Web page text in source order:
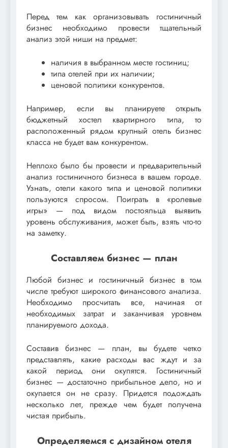
Перед тем как организовывать гостиничный
бизнес необходимо провести тщательный
анализ этой ниши на предмет:
наличия в выбранном месте гостиниц;
типа отелей при их наличии;
ценовой политики конкурентов.
Например, если вы планируете открыть
бюджетный хостел квартирного типа, то
расположенный рядом крупный отель бизнес
класса не будет вам конкурентом.
Неплохо было бы провести и предварительный
анализ гостиничного бизнеса в вашем городе.
Узнать, отели какого типа и ценовой политики
пользуются спросом. Поиграть в «ролевые
игры» — под видом постояльца выявить
уровень обслуживания, может быть, взять что-то
на заметку.
Составляем бизнес — план
Любой бизнес и гостиничный бизнес в том
числе требуют широкого финансового анализа.
Необходимо просчитать все, начиная от
необходимых затрат и заканчивая уровнем
планируемого дохода.
Составив бизнес — план, вы будете четко
представлять, какие расходы вас ждут и за
какой период они окупятся. Гостиничный
бизнес — достаточно прибыльное дело, но и
окупается он не сразу. Придется подождать
несколько лет, прежде чем будет получена
чистая прибыль.
Определяемся с дизайном отеля